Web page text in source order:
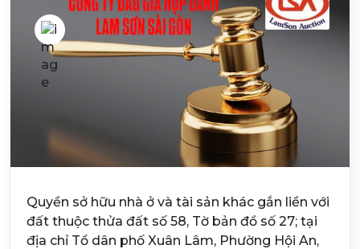
Quyền sở hữu nhà ở và tài sản khác gắn liền với
đất thuộc thửa đất số 58, Tờ bản đồ số 27; tại
địa chỉ Tổ dân phố Xuân Lâm, Phường Hội An,